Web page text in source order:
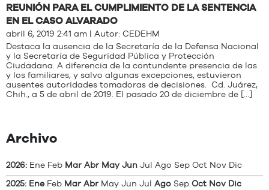
REUNIÓN PARA EL CUMPLIMIENTO DE LA SENTENCIA
EN EL CASO ALVARADO
abril 6, 2019 2:41 am | Autor: CEDEHM
Destaca la ausencia de la Secretaría de la Defensa Nacional
y la Secretaría de Seguridad Pública y Protección
Ciudadana. A diferencia de la contundente presencia de las
y los familiares, y salvo algunas excepciones, estuvieron
ausentes autoridades tomadoras de decisiones. Cd. Juárez,
Chih., a 5 de abril de 2019. El pasado 20 de diciembre de […]
Archivo
2026: Ene Feb Mar Abr May Jun Jul Ago Sep Oct Nov Dic
2025: Ene Feb Mar Abr May Jun Jul Ago Sep Oct Nov Dic